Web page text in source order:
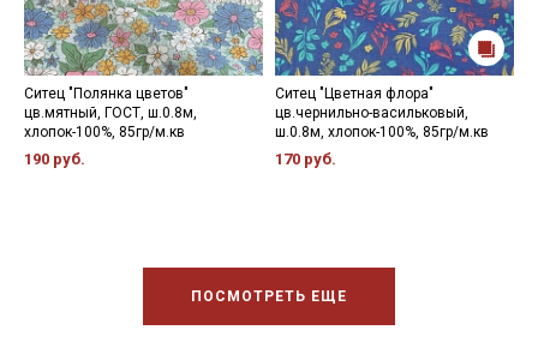
Ситец "Полянка цветов"
цв.мятный, ГОСТ, ш.0.8м,
хлопок-100%, 85гр/м.кв
190 руб.
Ситец "Цветная флора"
цв.чернильно-васильковый,
ш.0.8м, хлопок-100%, 85гр/м.кв
170 руб.
ПОСМОТРЕТЬ ЕЩЕ